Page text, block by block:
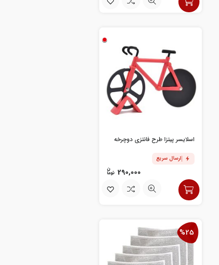
اسلایسر پیتزا طرح فانتزی دوچرخه
ارسال سریع
290,000
%25